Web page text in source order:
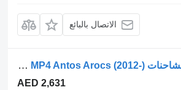
الاتصال بالبائع
إعادة تدوير غاز العادم DC Actros MP4 (01.12-) 4711422109 لـ الشاحنات Mercedes-Benz Actros MP4 Antos Arocs (2012-)
AED 2,631